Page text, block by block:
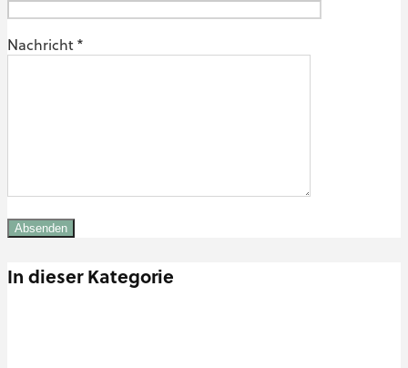
Nachricht *
In dieser Kategorie